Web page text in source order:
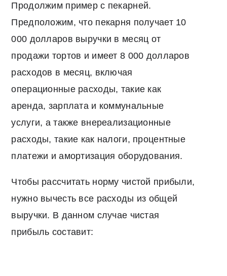
Продолжим пример с пекарней.
Предположим, что пекарня получает 10
000 долларов выручки в месяц от
продажи тортов и имеет 8 000 долларов
расходов в месяц, включая
операционные расходы, такие как
аренда, зарплата и коммунальные
услуги, а также внереализационные
расходы, такие как налоги, процентные
платежи и амортизация оборудования.
Чтобы рассчитать норму чистой прибыли,
нужно вычесть все расходы из общей
выручки. В данном случае чистая
прибыль составит: